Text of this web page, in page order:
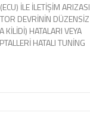
İLE İLETİŞİM ARIZASI
DEVRİNİN DÜZENSİZ
HATALARI VEYA
HATALI TUNİNG